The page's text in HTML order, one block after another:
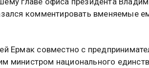
комментировать вменяемые
Ермак совместно с
министром национального